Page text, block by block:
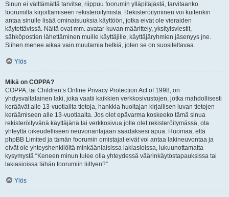
Sinun ei välttämättä tarvitse, riippuu foorumin ylläpitäjästä, tarvitaanko
foorumilla kirjoittamiseen rekisteröitymistä. Rekisteröityminen voi kuitenkin
antaa sinulle lisää ominaisuuksia käyttöön, jotka eivät ole vieraiden
käytettävissä. Näitä ovat mm. avatar-kuvan määrittely, yksityisviestit,
sähköpostien lähettäminen muille käyttäjille, käyttäjäryhmien jäsenyys jne.
Siihen menee aikaa vain muutamia hetkiä, joten se on suositeltavaa.
Ylös
Mikä on COPPA?
COPPA, tai Children’s Online Privacy Protection Act of 1998, on
yhdysvaltalainen laki, joka vaatii kaikkien verkkosivustojen, jotka mahdollisesti
keräävät alle 13-vuotiailta tietoja, hankkia huoltajan kirjallisen luvan tietojen
keräämiseen alle 13-vuotiaalta. Jos olet epävarma koskeeko tämä sinua
rekisteröityvänä käyttäjänä tai verkkosivua jolle olet rekisteröitymässä, ota
yhteyttä oikeudelliseen neuvonantajaan saadaksesi apua. Huomaa, että
phpBB Limited ja tämän foorumin omistajat eivät voi antaa lakineuvontaa ja
eivät ole yhteyshenkilöitä minkäänlaisissa lakiasioissa, lukuunottamatta
kysymystä “Keneen minun tulee olla yhteydessä väärinkäytöstapauksissa tai
lakiasioissa tähän foorumiin liittyen?”.
Ylös